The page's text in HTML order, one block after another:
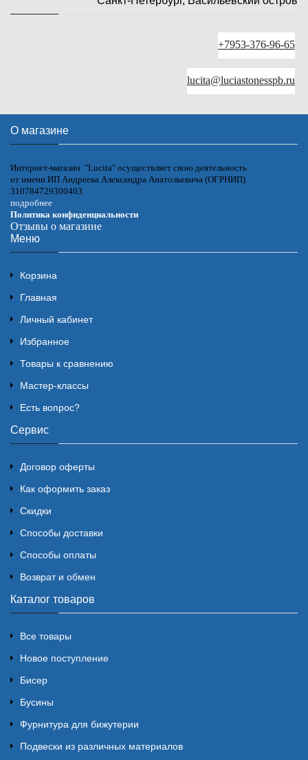
+7953-376-96-65
lucita@luciastonesspb.ru
О магазине
Интернет-магазин "Lucita" осуществляет свою деятельность
от имени ИП Андреева Александра Анатольевича (ОГРНИП)
310784729300403
подробнее
Политика конфиденциальности
Отзывы о магазине
Меню
Корзина
Главная
Личный кабинет
Избранное
Товары к сравнению
Мастер-классы
Есть вопрос?
Сервис
Договор оферты
Как оформить заказ
Скидки
Способы доставки
Способы оплаты
Возврат и обмен
Каталог товаров
Все товары
Новое поступление
Бисер
Бусины
Фурнитура для бижутерии
Подвески из различных материалов